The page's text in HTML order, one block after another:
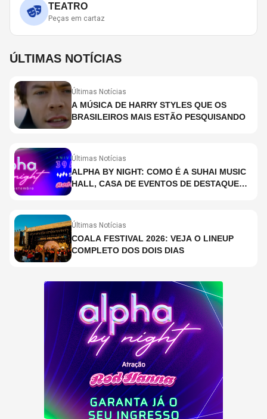
TEATRO
Peças em cartaz
ÚLTIMAS NOTÍCIAS
Últimas Notícias
A MÚSICA DE HARRY STYLES QUE OS
BRASILEIROS MAIS ESTÃO PESQUISANDO
Últimas Notícias
ALPHA BY NIGHT: COMO É A SUHAI MUSIC
HALL, CASA DE EVENTOS DE DESTAQUE
Últimas Notícias
COALA FESTIVAL 2026: VEJA O LINEUP
COMPLETO DOS DOIS DIAS